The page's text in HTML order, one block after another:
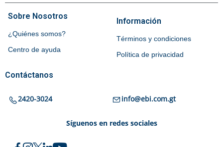
Sobre Nosotros
¿Quiénes somos?
Centro de ayuda
Información
Términos y condiciones
Política de privacidad
Contáctanos
2420-3024 info@ebi.com.gt
Síguenos en redes sociales